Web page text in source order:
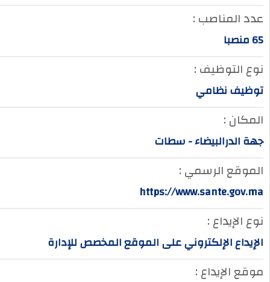
عدد المناصب :
65 منصبا
نوع التوظيف :
توظيف نظامي
المكان :
جهة الدرالبيضاء - سطات
الموقع الرسمي :
https://www.sante.gov.ma
نوع الإيداع :
الإيداع الإلكتروني على الموقع المخصص للإدارة
موقع الإيداع :